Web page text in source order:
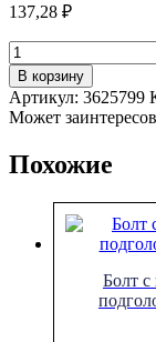
137,28 ₽
Количество
товара
Болт
с
шестигранной
DIN
В корзину
Артикул: 3625799
Может
Похожие
Болт с